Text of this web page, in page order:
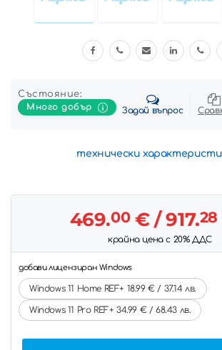
Състояние:
Много добър
Задай въпрос
технически
469.00€/ 917.28
крайна цена с 20% ДДС
добави лицензиран Windows
Windows 11 Home REF+ 18.99 € / 37.14 лв.
Windows 11 Pro REF+ 34.99 € / 68.43 лв.